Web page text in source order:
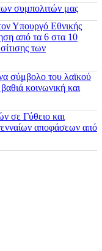
συμπολιτών μας
Υπουργό Εθνικής
από τα 6 στα 10
των
σύμβολο του λαϊκού
κοινωνική και
σε Γύθειο και
αποφάσεων από